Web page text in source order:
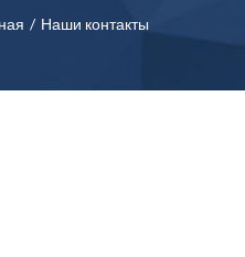
Наши контакты